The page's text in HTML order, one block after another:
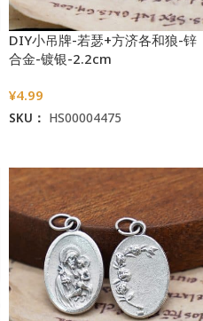
DIY小吊牌-若瑟+方济各和狼-锌
合金-镀银-2.2cm
¥4.99
SKU： HS00004475